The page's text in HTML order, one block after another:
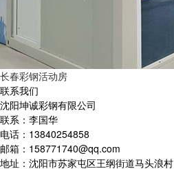
长春彩钢活动房
联系我们
沈阳坤诚彩钢有限公司
联系：李国华
电话：13840254858
邮箱：158771740@qq.com
地址：沈阳市苏家屯区王纲街道马头浪村